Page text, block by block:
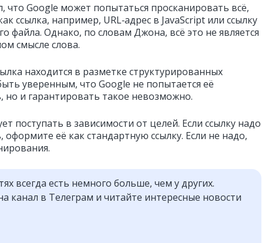
что Google может попытаться просканировать всё,
ссылка, например, URL‑адрес в JavaScript или ссылку
файла. Однако, по словам Джона, всё это не является
смысле слова.
находится в разметке структурированных
уверенным, что Google не попытается её
но и гарантировать такое невозможно.
поступать в зависимости от целей. Если ссылку надо
оформите её как стандартную ссылку. Если не надо,
всегда есть немного больше, чем у других.
канал в Телеграм и читайте интересные новости